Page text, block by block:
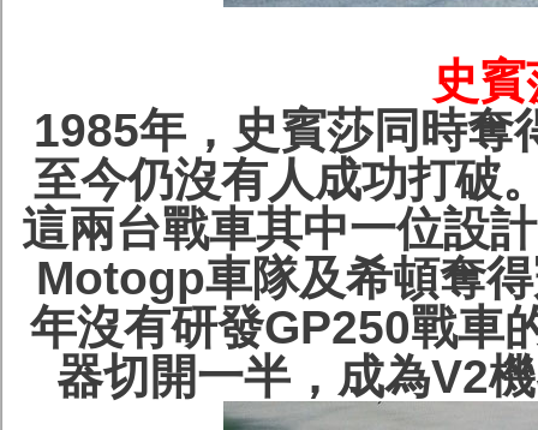
史
1985年，史賓莎同時奪
至今仍沒有人成功打破
這兩台戰車其中一位設
Motogp車隊及希頓奪
年沒有研發GP250戰車
器切開一半，成為V2